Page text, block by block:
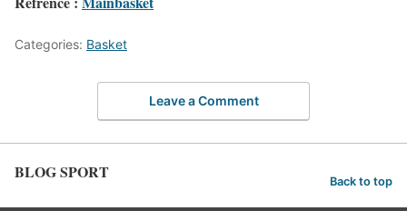
Categories: Basket
Leave a Comment
BLOG SPORT Back to top